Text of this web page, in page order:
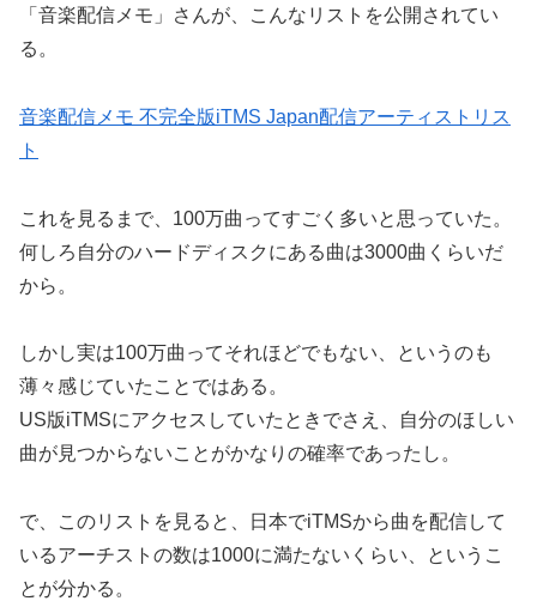
「音楽配信メモ」さんが、こんなリストを公開されてい
る。
音楽配信メモ 不完全版iTMS Japan配信アーティストリス
ト
これを見るまで、100万曲ってすごく多いと思っていた。
何しろ自分のハードディスクにある曲は3000曲くらいだ
から。
しかし実は100万曲ってそれほどでもない、というのも
薄々感じていたことではある。
US版iTMSにアクセスしていたときでさえ、自分のほしい
曲が見つからないことがかなりの確率であったし。
で、このリストを見ると、日本でiTMSから曲を配信して
いるアーチストの数は1000に満たないくらい、というこ
とが分かる。